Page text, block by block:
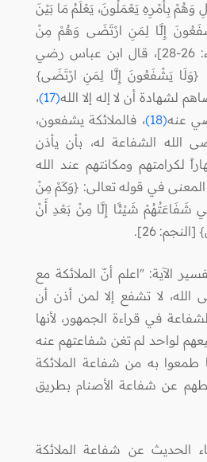
وَهُمْ بِأَمْرِهِ يَعْمَلُونَ، يَعْلَمُ مَا بَيْنَ
إِلَّا لِمَنِ ارْتَضَى وَهُمْ مِنْ
خَشْيَتِهِ مُشْفِقُونَ} [الأنبياء: 26-28]، قال ابن عباس رضي
{وَلَا يَشْفَعُونَ إِلَّا لِمَنِ ارْتَضَى}
(17)
،
عنه(18)
، فالملائكة يشفعون،
الله الشفاعة له، بأن يأذن
لكرامتهم ومكانتهم عند الله
المعنى في قوله تعالى: {وَكَمْ مِنْ
شَفَاعَتُهُمْ شَيْئًا إِلَّا مِنْ بَعْدِ أَنْ
26].
الآية: "اعلم أنّ الملائكة مع
الله، لا تشفع إلا لمن أذن أن
في قراءة الجمهور، لأنها
لواحد لم تغن شفاعتهم عنه
طمعوا به من شفاعة الملائكة
عن شفاعة الأصنام بطريق
الحديث عن شفاعة الملائكة